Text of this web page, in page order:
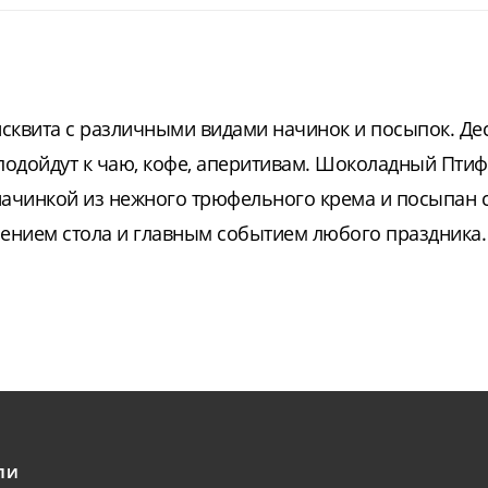
с различными видами начинок и посыпок.
к чаю, кофе, аперитивам. Шоколадный
из нежного трюфельного крема и посыпан
стола и главным событием любого праздника.